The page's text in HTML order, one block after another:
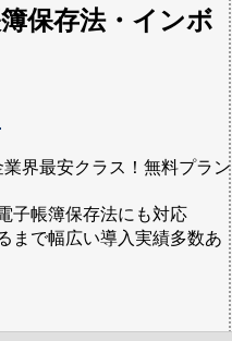
保存法・インボ
界最安クラス！無料プラン
子帳簿保存法にも対応
まで幅広い導入実績多数あ